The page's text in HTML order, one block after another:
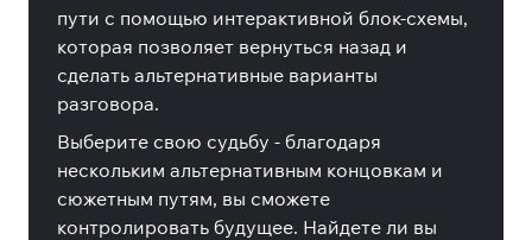
пути с помощью интерактивной блок-схемы,
которая позволяет вернуться назад и
сделать альтернативные варианты
разговора.
Выберите свою судьбу - благодаря
нескольким альтернативным концовкам и
сюжетным путям, вы сможете
контролировать будущее. Найдете ли вы